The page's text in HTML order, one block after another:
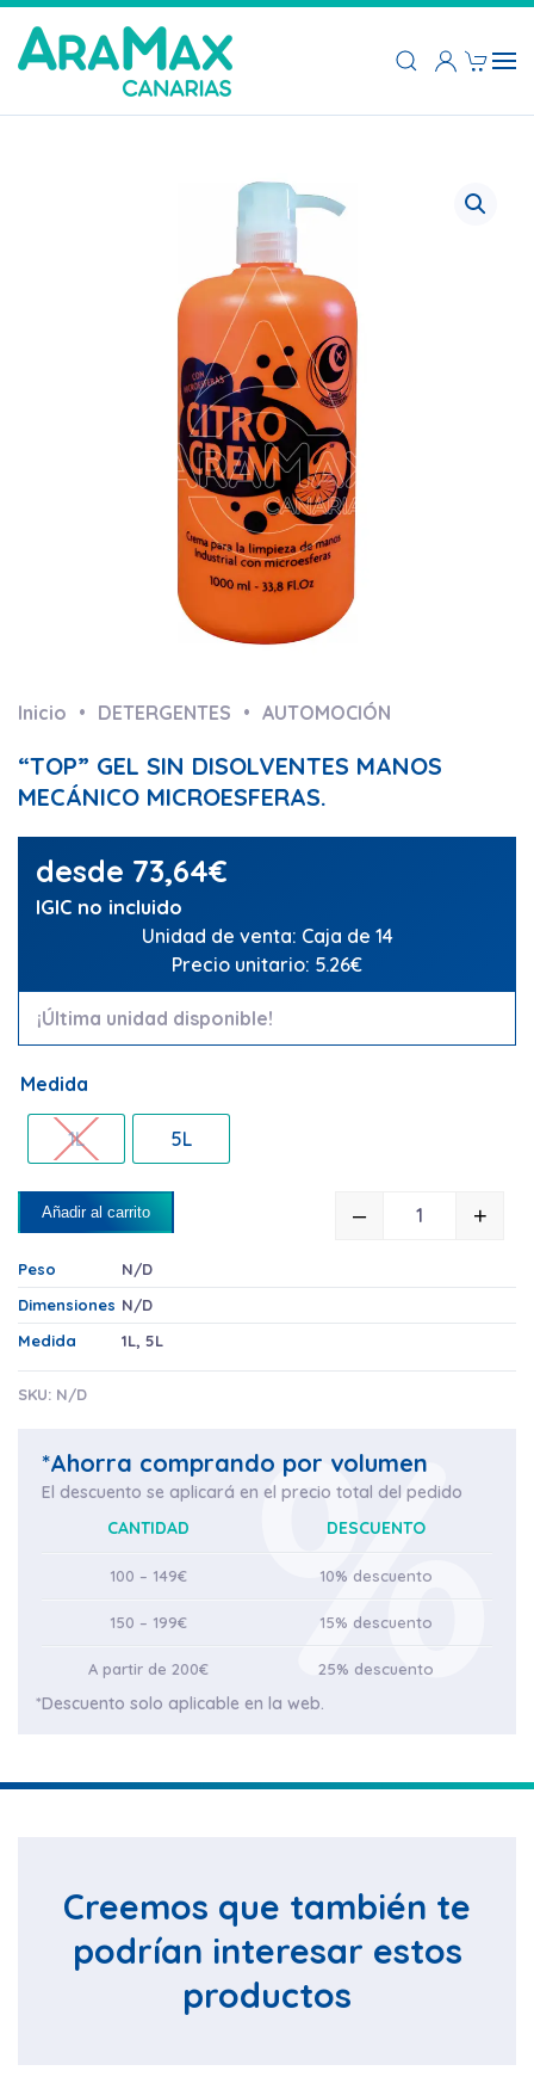
Inicio DETERGENTES AUTOMOCIÓN
“TOP” GEL SIN DISOLVENTES MANOS
MECÁNICO MICROESFERAS.
desde 73,64€
IGIC no incluido
Unidad de venta: Caja de 14
Precio unitario: 5.26€
¡Última unidad disponible!
Medida
1L 5L
"TOP" GEL
– +
Añadir al carrito
Peso
N/D
Dimensiones N/D
Medida
1L, 5L
SKU: N/D
*Ahorra comprando por volumen
El descuento se aplicará en el precio total del pedido
CANTIDAD
DESCUENTO
100 – 149€ 10% descuento
150 – 199€ 15% descuento
A partir de 200€ 25% descuento
*Descuento solo aplicable en la web.
Creemos que también te
podrían interesar estos
productos